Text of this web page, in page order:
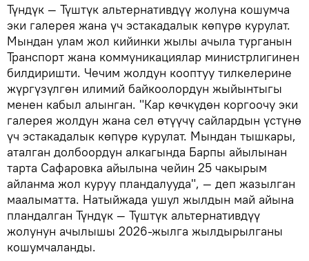
Түндүк — Түштүк альтернативдүү жолуна кошумча
эки галерея жана үч эстакадалык көпүрө курулат.
Мындан улам жол кийинки жылы ачыла турганын
Транспорт жана коммуникациялар министрлигинен
билдиришти. Чечим жолдун кооптуу тилкелерине
жүргүзүлгөн илимий байкоолордун жыйынтыгы
менен кабыл алынган. "Кар көчкүдөн коргоочу эки
галерея жолдун жана сел өтүүчү сайлардын үстүнө
үч эстакадалык көпүрө курулат. Мындан тышкары,
аталган долбоордун алкагында Барпы айылынан
тарта Сафаровка айылына чейин 25 чакырым
айланма жол куруу пландалууда", — деп жазылган
маалыматта. Натыйжада ушул жылдын май айына
пландалган Түндүк — Түштүк альтернативдүү
жолунун ачылышы 2026-жылга жылдырылганы
кошумчаланды.